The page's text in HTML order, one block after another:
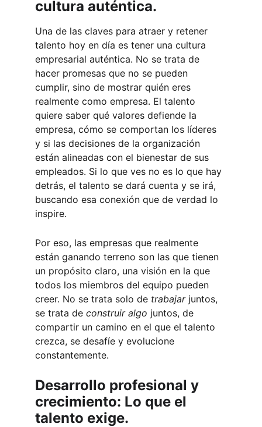
cultura auténtica.
Una de las claves para atraer y retener
talento hoy en día es tener una cultura
empresarial auténtica. No se trata de
hacer promesas que no se pueden
cumplir, sino de mostrar quién eres
realmente como empresa. El talento
quiere saber qué valores defiende la
empresa, cómo se comportan los líderes
y si las decisiones de la organización
están alineadas con el bienestar de sus
empleados. Si lo que ves no es lo que hay
detrás, el talento se dará cuenta y se irá,
buscando esa conexión que de verdad lo
inspire.
Por eso, las empresas que realmente
están ganando terreno son las que tienen
un propósito claro, una visión en la que
todos los miembros del equipo pueden
creer. No se trata solo de trabajar juntos,
se trata de construir algo juntos, de
compartir un camino en el que el talento
crezca, se desafíe y evolucione
constantemente.
Desarrollo profesional y
crecimiento: Lo que el
talento exige.